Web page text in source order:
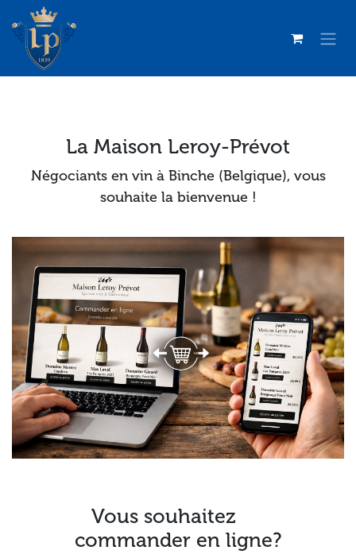
Se rendre au contenu
La Maison Leroy-Prévot
Négociants en vin à Binche (Belgique), vous
souhaite la bienvenue !
Vous souhaitez
commander en ligne?